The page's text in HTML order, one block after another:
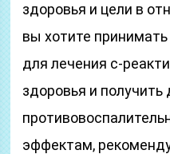
здоровья и цели в
вы хотите
для лечения с-
здоровья и получить
эффектам,